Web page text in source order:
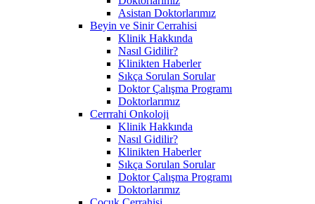
Asistan Doktorlarımız
Beyin ve Sinir Cerrahisi
Klinik Hakkında
Nasıl Gidilir?
Klinikten Haberler
Sıkça Sorulan Sorular
Doktor Çalışma Programı
Doktorlarımız
Cerrrahi Onkoloji
Klinik Hakkında
Nasıl Gidilir?
Klinikten Haberler
Sıkça Sorulan Sorular
Doktor Çalışma Programı
Doktorlarımız